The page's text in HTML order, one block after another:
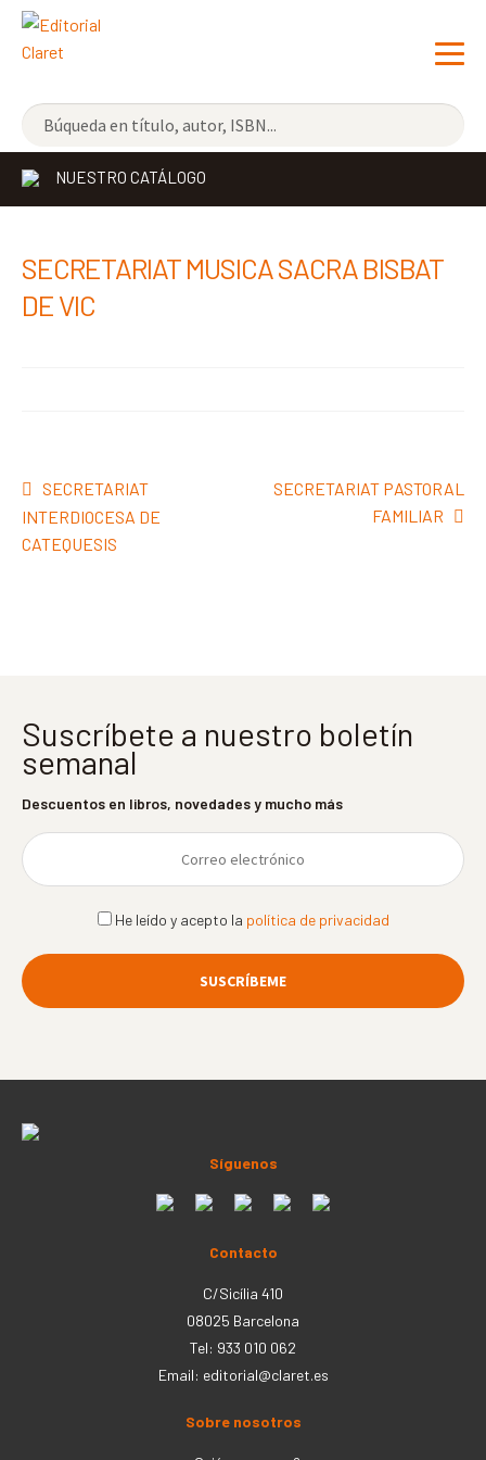
NOVEDADES
LOS MÁS VENDIDOS
LIBRERÍA CLARET
NUESTRO CATÁLOGO
SECRETARIAT MUSICA SACRA BISBAT
DE VIC
Navegación
de
entradas
Anterior:
SECRETARIAT
INTERDIOCESA DE
CATEQUESIS
Siguiente:
SECRETARIAT PASTORAL
FAMILIAR
Suscríbete a nuestro boletín
semanal
Descuentos en libros, novedades y mucho más
He leído y acepto la política de privacidad
Síguenos
Contacto
C/Sicília 410
08025 Barcelona
Tel: 933 010 062
Email: editorial@claret.es
Sobre nosotros